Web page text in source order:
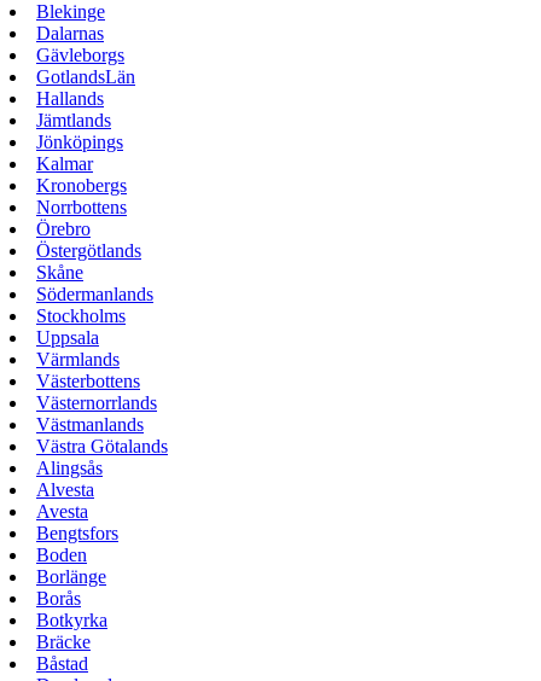
Blekinge
Dalarnas
Gävleborgs
GotlandsLän
Hallands
Jämtlands
Jönköpings
Kalmar
Kronobergs
Norrbottens
Örebro
Östergötlands
Skåne
Södermanlands
Stockholms
Uppsala
Värmlands
Västerbottens
Västernorrlands
Västmanlands
Västra Götalands
Alingsås
Alvesta
Avesta
Bengtsfors
Boden
Borlänge
Borås
Botkyrka
Bräcke
Båstad